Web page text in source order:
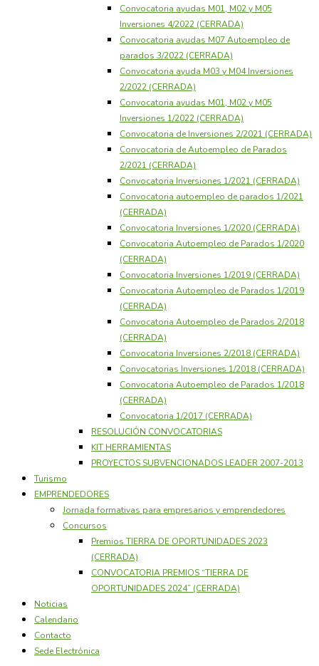
Convocatoria ayudas M01, M02 y M05
Inversiones 4/2022 (CERRADA)
Convocatoria ayudas M07 Autoempleo de
parados 3/2022 (CERRADA)
Convocatoria ayuda M03 y M04 Inversiones
2/2022 (CERRADA)
Convocatoria ayudas M01, M02 y M05
Inversiones 1/2022 (CERRADA)
Convocatoria de Inversiones 2/2021 (CERRADA)
Convocatoria de Autoempleo de Parados
2/2021 (CERRADA)
Convocatoria Inversiones 1/2021 (CERRADA)
Convocatoria autoempleo de parados 1/2021
(CERRADA)
Convocatoria Inversiones 1/2020 (CERRADA)
Convocatoria Autoempleo de Parados 1/2020
(CERRADA)
Convocatoria Inversiones 1/2019 (CERRADA)
Convocatoria Autoempleo de Parados 1/2019
(CERRADA)
Convocatoria Autoempleo de Parados 2/2018
(CERRADA)
Convocatoria Inversiones 2/2018 (CERRADA)
Convocatorias Inversiones 1/2018 (CERRADA)
Convocatoria Autoempleo de Parados 1/2018
(CERRADA)
Convocatoria 1/2017 (CERRADA)
RESOLUCIÓN CONVOCATORIAS
KIT HERRAMIENTAS
PROYECTOS SUBVENCIONADOS LEADER 2007-2013
Turismo
EMPRENDEDORES
Jornada formativas para empresarios y emprendedores
Concursos
Premios TIERRA DE OPORTUNIDADES 2023
(CERRADA)
CONVOCATORIA PREMIOS “TIERRA DE
OPORTUNIDADES 2024” (CERRADA)
Noticias
Calendario
Contacto
Sede Electrónica